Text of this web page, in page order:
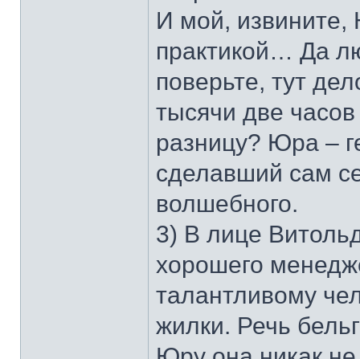
И мой,
практикой… Да
поверьте, тут
тысячи две
разницу? Юра –
сделавший сам
волшебного.
3) В лице
хорошего
талантливому
жилки. Речь